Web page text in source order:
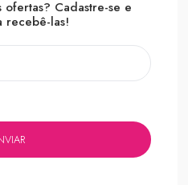
Cadastre-se e
recebê-las!